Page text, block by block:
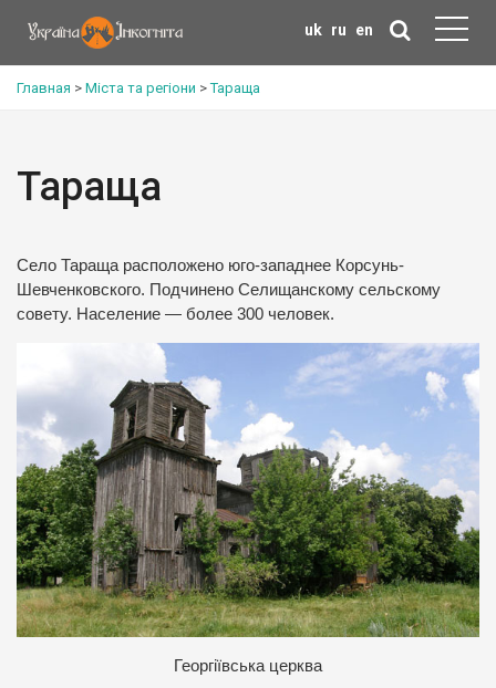
uk ru en
Главная > Міста та регіони >Тараща
Тараща
Село Тараща расположено юго-западнее Корсунь-
Шевченковского. Подчинено Селищанскому сельскому
совету. Население — более 300 человек.
Георгіївська церква